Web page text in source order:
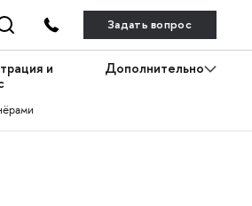
Задать вопрос
и
Дополнительно